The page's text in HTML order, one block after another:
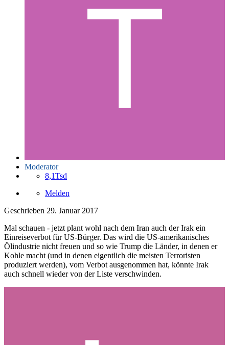
Moderator
8,1Tsd
Melden
Geschrieben 29. Januar 2017
Mal schauen - jetzt plant wohl nach dem Iran auch der Irak ein
Einreiseverbot für US-Bürger. Das wird die US-amerikanisches
Ölindustrie nicht freuen und so wie Trump die Länder, in denen er
Kohle macht (und in denen eigentlich die meisten Terroristen
produziert werden), vom Verbot ausgenommen hat, könnte Irak
auch schnell wieder von der Liste verschwinden.